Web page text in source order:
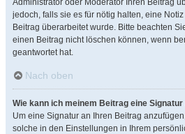
Administrator oder Moderator Ihren Beitrag
jedoch, falls sie es für nötig halten, eine
Beitrag überarbeitet wurde. Bitte beachten
einen Beitrag nicht löschen können, wenn
geantwortet hat.
Nach oben
Wie kann ich meinem Beitrag eine Signatur
Um eine Signatur an Ihren Beitrag
solche in den Einstellungen in Ihrem